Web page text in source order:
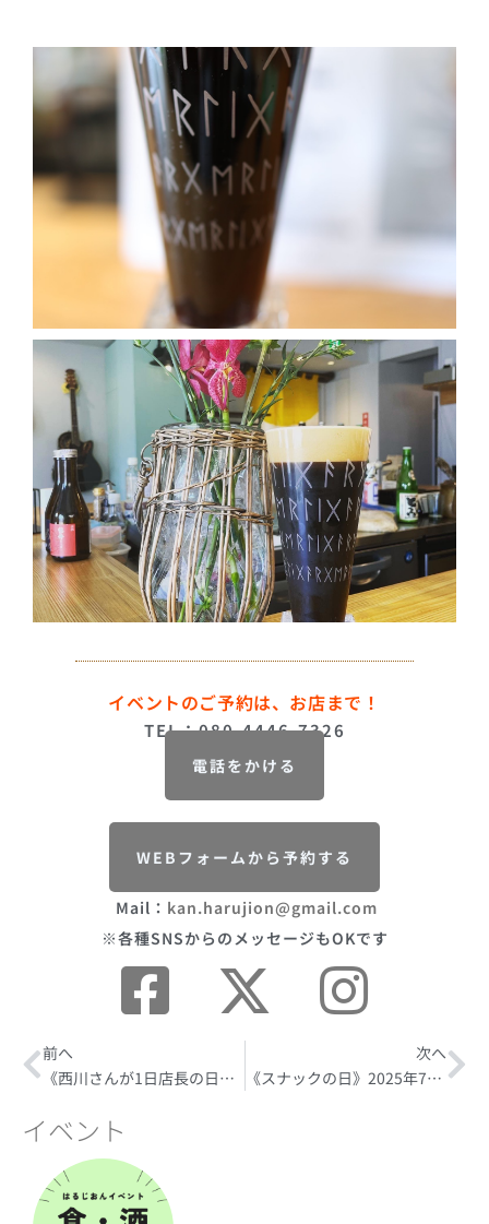
イベントのご予約は、お店まで！
TEL：080-4446-7326
電話をかける
WEBフォームから予約する
Mail： kan.harujion@gmail.com
※各種SNSからのメッセージもOKです
Prev
前へ
《西川さんが1日店長の日》2025年6月27日(金)
次へ
《スナックの日》2025年7月8日(火)
イベント